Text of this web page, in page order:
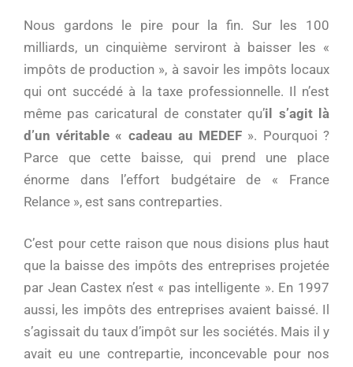
Nous gardons le pire pour la fin. Sur les 100
milliards, un cinquième serviront à baisser les «
impôts de production », à savoir les impôts locaux
qui ont succédé à la taxe professionnelle. Il n’est
même pas caricatural de constater qu’il s’agit là
d’un véritable « cadeau au MEDEF ». Pourquoi ?
Parce que cette baisse, qui prend une place
énorme dans l’effort budgétaire de « France
Relance », est sans contreparties.
C’est pour cette raison que nous disions plus haut
que la baisse des impôts des entreprises projetée
par Jean Castex n’est « pas intelligente ». En 1997
aussi, les impôts des entreprises avaient baissé. Il
s’agissait du taux d’impôt sur les sociétés. Mais il y
avait eu une contrepartie, inconcevable pour nos